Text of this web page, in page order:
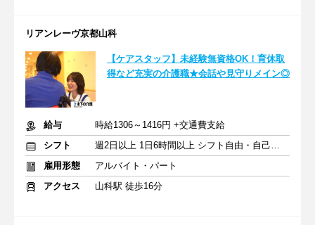
リアンレーヴ京都山科
【ケアスタッフ】未経験無資格OK！育休取
得など充実の介護職★会話や見守りメイン◎
給与
時給1306～1416円 +交通費支給
シフト
週2日以上 1日6時間以上 シフト自由・自己申告
雇用形態
アルバイト・パート
アクセス
山科駅 徒歩16分